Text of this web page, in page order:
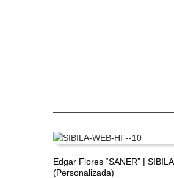
Edgar Flores “SANER” | SIBILA
(Personalizada)